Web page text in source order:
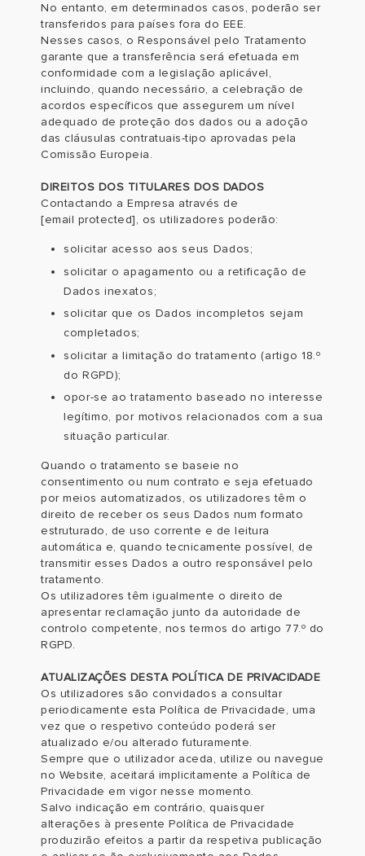
No entanto, em determinados casos, poderão ser
transferidos para países fora do EEE.
Nesses casos, o Responsável pelo Tratamento
garante que a transferência será efetuada em
conformidade com a legislação aplicável,
incluindo, quando necessário, a celebração de
acordos específicos que assegurem um nível
adequado de proteção dos dados ou a adoção
das cláusulas contratuais-tipo aprovadas pela
Comissão Europeia.
DIREITOS DOS TITULARES DOS DADOS
Contactando a Empresa através de
[email protected], os utilizadores poderão:
solicitar acesso aos seus Dados;
solicitar o apagamento ou a retificação de
Dados inexatos;
solicitar que os Dados incompletos sejam
completados;
solicitar a limitação do tratamento (artigo 18.º
do RGPD);
opor-se ao tratamento baseado no interesse
legítimo, por motivos relacionados com a sua
situação particular.
Quando o tratamento se baseie no
consentimento ou num contrato e seja efetuado
por meios automatizados, os utilizadores têm o
direito de receber os seus Dados num formato
estruturado, de uso corrente e de leitura
automática e, quando tecnicamente possível, de
transmitir esses Dados a outro responsável pelo
tratamento.
Os utilizadores têm igualmente o direito de
apresentar reclamação junto da autoridade de
controlo competente, nos termos do artigo 77.º do
RGPD.
ATUALIZAÇÕES DESTA POLÍTICA DE PRIVACIDADE
Os utilizadores são convidados a consultar
periodicamente esta Política de Privacidade, uma
vez que o respetivo conteúdo poderá ser
atualizado e/ou alterado futuramente.
Sempre que o utilizador aceda, utilize ou navegue
no Website, aceitará implicitamente a Política de
Privacidade em vigor nesse momento.
Salvo indicação em contrário, quaisquer
alterações à presente Política de Privacidade
produzirão efeitos a partir da respetiva publicação